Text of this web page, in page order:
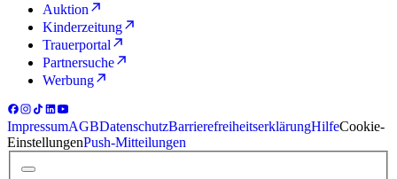
Auktion
Kinderzeitung
Trauerportal
Partnersuche
Werbung
ImpressumAGBDatenschutzBarrierefreiheitserklärungHilfeCookie-
EinstellungenPush-Mitteilungen